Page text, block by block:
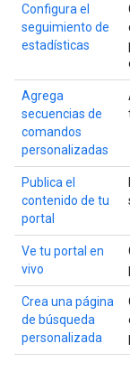
Configura el
seguimiento de
estadísticas
Agrega
secuencias de
comandos
personalizadas
Publica el
contenido de tu
portal
Ve tu portal en
vivo
Crea una página
de búsqueda
personalizada